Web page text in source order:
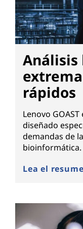
rápidos
Lenovo
diseñado
demandas de
bioinformática.
Lea el